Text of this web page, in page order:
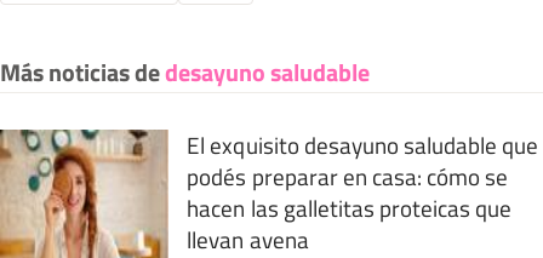
Más noticias dedesayuno saludable
El exquisito desayuno saludable que
podés preparar en casa: cómo se
hacen las galletitas proteicas que
llevan avena